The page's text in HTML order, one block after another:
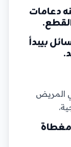
دعامات
بيبدأ
المريض
مغطاة